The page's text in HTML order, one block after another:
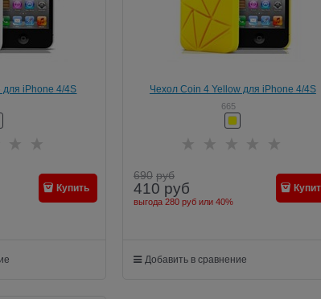
для iPhone 4/4S
Купить
Чехол Coin 4 Yellow для iPhone 4/4S
665
690 руб
410 руб
выгода 280 рубили 40%
Добавить в сравнение